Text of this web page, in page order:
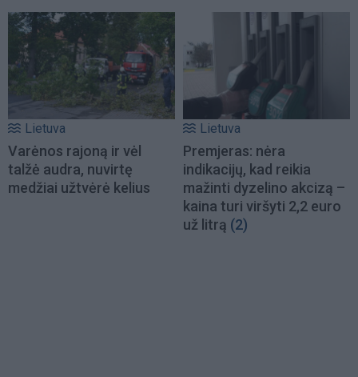
Lietuva
Varėnos rajoną ir vėl
talžė audra, nuvirtę
medžiai užtvėrė kelius
Lietuva
Premjeras: nėra
indikacijų, kad reikia
mažinti dyzelino akcizą –
kaina turi viršyti 2,2 euro
už litrą (2)